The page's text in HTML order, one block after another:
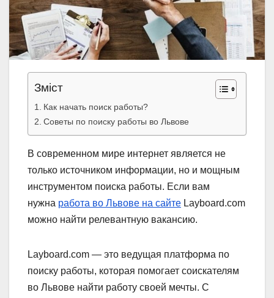
Зміст
Как начать поиск работы?
Советы по поиску работы во Львове
В современном мире интернет является не
только источником информации, но и мощным
инструментом поиска работы. Если вам
нужна работа во Львове на сайте Layboard.com
можно найти релевантную вакансию.
Layboard.com — это ведущая платформа по
поиску работы, которая помогает соискателям
во Львове найти работу своей мечты. С